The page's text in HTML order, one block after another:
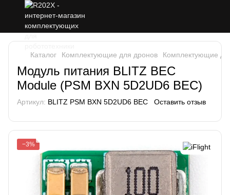
Каталог Комплектующие для дронов Комплектующие
Модуль питания BLITZ BEC
Module (PSM BXN 5D2UD6 BEC)
Артикул: BLITZ PSM BXN 5D2UD6 BEC Оставить отзыв
−3%